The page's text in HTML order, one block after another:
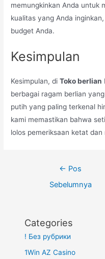
memungkinkan Anda untuk
kualitas yang Anda
budget Anda.
Kesimpulan
Kesimpulan, diToko berlian
berbagai ragam berlian
putih yang paling terkenal
kami memastikan bahwa
lolos pemeriksaan ketat
← Pos
Sebelumnya
Categories
! Без рубрики
1Win AZ Casino